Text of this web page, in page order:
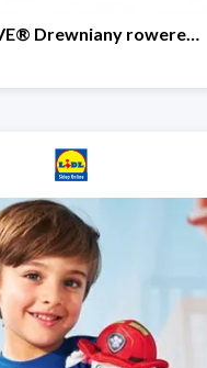
PLAYTIVE® Drewniany rowerek biegowy -33%